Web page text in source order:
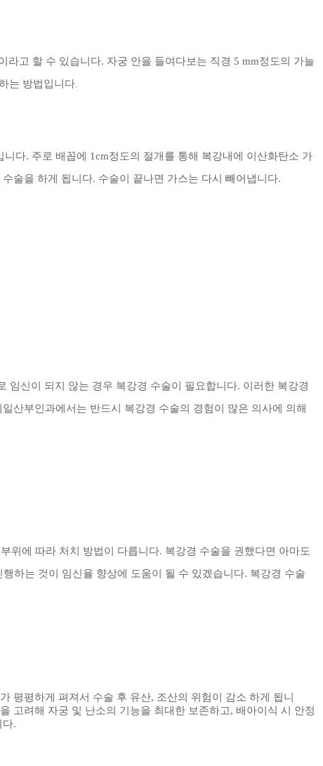
라고 할 수 있습니다. 자궁 안을 들여다보는 직경 5 mm정도의 가늘
는 방법입니다.
니다. 주로 배꼽에 1cm정도의 절개를 통해 복강내에 이산화탄소 가
술을 하게 됩니다. 수술이 끝나면 가스는 다시 빼어냅니다.
임신이 되지 않는 경우 복강경 수술이 필요합니다. 이러한 복강경
산부인과에서는 반드시 복강경 수술의 경험이 많은 의사에 의해
위에 따라 처치 방법이 다릅니다. 복강경 수술을 권했다면 아마도
하는 것이 임신율 향상에 도움이 될 수 있겠습니다. 복강경 수술
평평하게 펴져서 수술 후 유산, 조산의 위험이 감소 하게 됩니
고려해 자궁 및 난소의 기능을 최대한 보존하고, 배아이식 시 안정
다.